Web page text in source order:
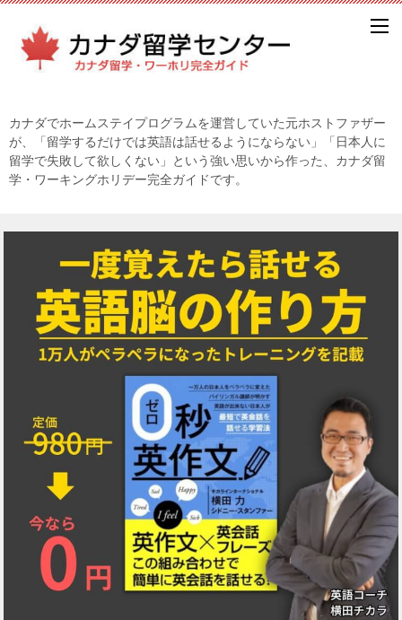
カナダでホームステイプログラムを運営していた元ホストファザー
が、「留学するだけでは英語は話せるようにならない」「日本人に
留学で失敗して欲しくない」という強い思いから作った、カナダ留
学・ワーキングホリデー完全ガイドです。